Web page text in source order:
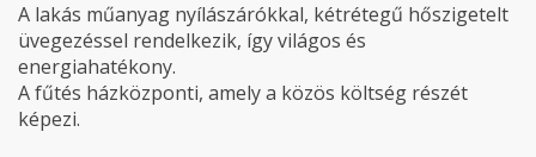
A lakás műanyag nyílászárókkal, kétrétegű hőszigetelt
üvegezéssel rendelkezik, így világos és
energiahatékony.
A fűtés házközponti, amely a közös költség részét
képezi.